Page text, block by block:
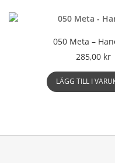
050 Meta –
285,00 kr
LÄGG TILL I